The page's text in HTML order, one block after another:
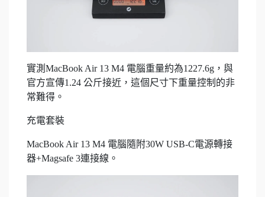
實測MacBook Air 13 M4 電腦重量約為1227.6g，與
官方宣傳1.24 公斤接近，這個尺寸下重量控制的非
常難得。
充電套裝
MacBook Air 13 M4 電腦隨附30W USB-C電源轉接
器+Magsafe 3連接線。